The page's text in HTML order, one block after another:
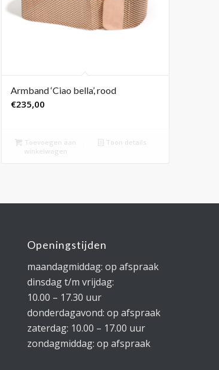
Armband ‘Ciao bella’, rood
€235,00
Toevoegen aan
winkelwagen
Toon details
Openingstijden
maandagmiddag: op afspraak
dinsdag t/m vrijdag:
10.00 – 17.30 uur
donderdagavond: op afspraak
zaterdag: 10.00 – 17.00 uur
zondagmiddag: op afspraak